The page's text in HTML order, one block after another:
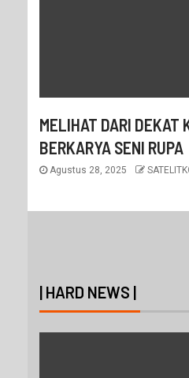
MELIHAT DARI DEKAT
BERKARYA SENI RUPA
Agustus 28, 2025
| HARD NEWS |